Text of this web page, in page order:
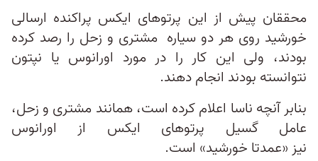
محققان پیش از این پرتوهای ایکس پراکنده ارسالی
خورشید روی هر دو سیاره مشتری و زحل را رصد کرده
بودند، ولی این کار را در مورد اورانوس یا نپتون
نتوانسته بودند انجام دهند.
بنابر آنچه ناسا اعلام کرده است، همانند مشتری و زحل،
عامل گسیل پرتوهای ایکس از اورانوس
نیز «عمدتا خورشید» است.